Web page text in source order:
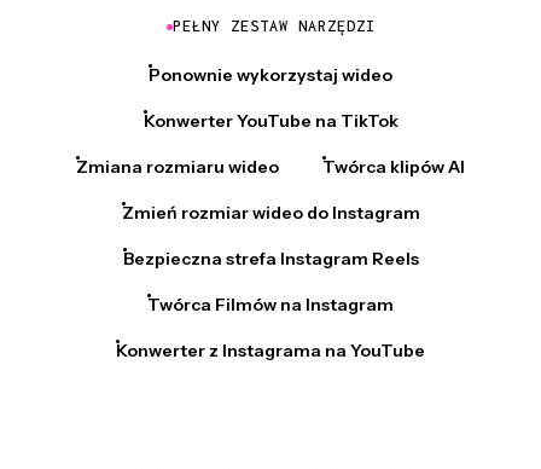
PEŁNY ZESTAW NARZĘDZI
Ponownie wykorzystaj wideo
Konwerter YouTube na TikTok
Zmiana rozmiaru wideo Twórca klipów AI
Zmień rozmiar wideo do Instagram
Bezpieczna strefa Instagram Reels
Twórca Filmów na Instagram
Konwerter z Instagrama na YouTube